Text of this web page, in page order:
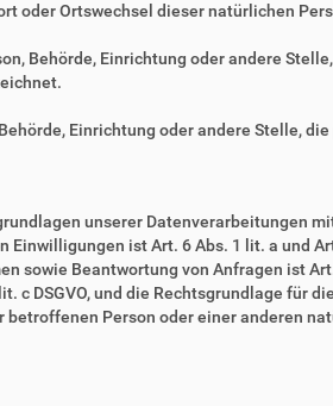
oder Ortswechsel dieser natürlichen
Behörde, Einrichtung oder andere
Einrichtung oder andere Stelle,
unserer Datenverarbeitungen
ist Art. 6 Abs. 1 lit. a und
sowie Beantwortung von Anfragen ist
c DSGVO, und die Rechtsgrundlage für
betroffenen Person oder einer anderen